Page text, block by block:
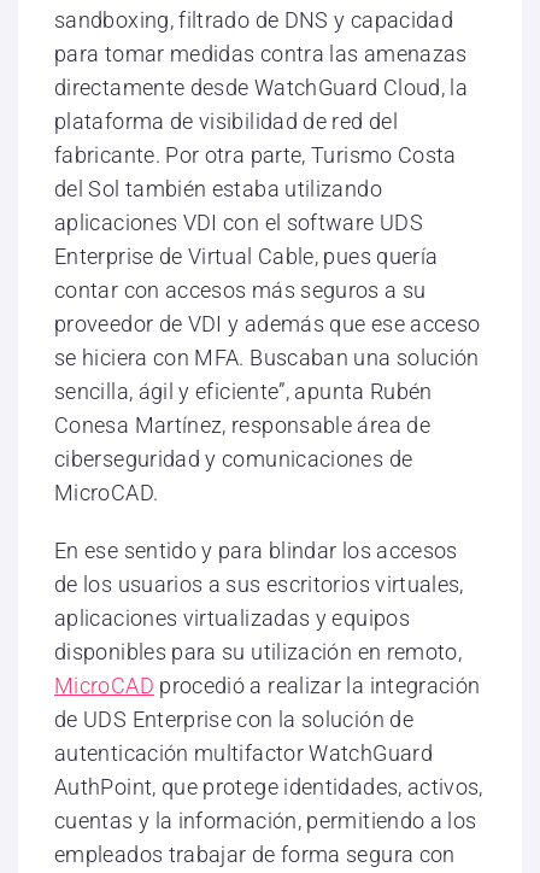
sandboxing, filtrado de DNS y capacidad
para tomar medidas contra las amenazas
directamente desde WatchGuard Cloud, la
plataforma de visibilidad de red del
fabricante. Por otra parte, Turismo Costa
del Sol también estaba utilizando
aplicaciones VDI con el software UDS
Enterprise de Virtual Cable, pues quería
contar con accesos más seguros a su
proveedor de VDI y además que ese acceso
se hiciera con MFA. Buscaban una solución
sencilla, ágil y eficiente”, apunta Rubén
Conesa Martínez, responsable área de
ciberseguridad y comunicaciones de
MicroCAD.
En ese sentido y para blindar los accesos
de los usuarios a sus escritorios virtuales,
aplicaciones virtualizadas y equipos
disponibles para su utilización en remoto,
MicroCAD procedió a realizar la integración
de UDS Enterprise con la solución de
autenticación multifactor WatchGuard
AuthPoint, que protege identidades, activos,
cuentas y la información, permitiendo a los
empleados trabajar de forma segura con